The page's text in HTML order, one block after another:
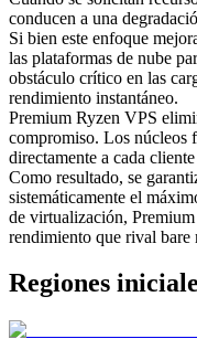
conducen a una
Si bien este enfoque
las plataformas de nube
obstáculo crítico en las
rendimiento instantáneo.
Premium Ryzen VPS
compromiso. Los núcleos
directamente a cada
Como resultado, se
sistemáticamente el
de virtualización,
rendimiento que rival bare
Regiones